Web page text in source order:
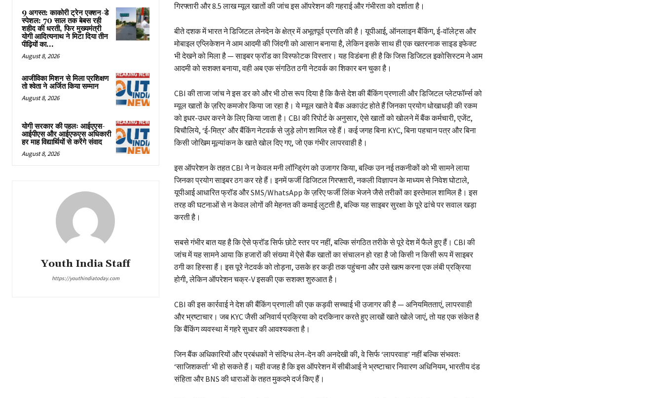
9 अगस्त: काकोरी ट्रेन एक्शन-डे
स्पेशल: 70 साल तक बेबस रही
शहीद की धरती, फिर मुख्यमंत्री
योगी आदित्यनाथ ने मिटा दिया तीन
पीढ़ियों का...
August 8, 2026
आजीविका मिशन से मिला प्रशिक्षण
तो श्वेता ने अर्जित किया सम्मान
August 8, 2026
योगी सरकार की पहलः आईएएस-
आईपीएस और आईएफएस अधिकारी
हर माह विद्यार्थियों से करेंगे संवाद
August 8, 2026
Youth India Staff
https://youthindiatoday.com
गिरफ्तारी और 8.5 लाख म्यूल खातों की जांच इस ऑपरेशन की गहराई और गंभीरता को दर्शाता है।
बीते दशक में भारत ने डिजिटल लेनदेन के क्षेत्र में अभूतपूर्व प्रगति की है। यूपीआई, ऑनलाइन बैंकिंग, ई-वॉलेट्स और
मोबाइल एप्लिकेशन ने आम आदमी की जिंदगी को आसान बनाया है, लेकिन इसके साथ ही एक खतरनाक साइड इफेक्ट
भी देखने को मिला है — साइबर फ्रॉड का विस्फोटक विस्तार। यह विडंबना ही है कि जिस डिजिटल इकोसिस्टम ने आम
आदमी को सशक्त बनाया, वही अब एक संगठित ठगी नेटवर्क का शिकार बन चुका है।
CBI की ताजा जांच ने इस डर को और भी ठोस रूप दिया है कि कैसे देश की बैंकिंग प्रणाली और डिजिटल प्लेटफॉर्म्स को
म्यूल खातों के ज़रिए कमजोर किया जा रहा है। ये म्यूल खाते वे बैंक अकाउंट होते हैं जिनका प्रयोग धोखाधड़ी की रकम
को इधर-उधर करने के लिए किया जाता है। CBI की रिपोर्ट के अनुसार, ऐसे खातों को खोलने में बैंक कर्मचारी, एजेंट,
बिचौलिये, ‘ई-मित्र’ और बैंकिंग नेटवर्क से जुड़े लोग शामिल रहे हैं। कई जगह बिना KYC, बिना पहचान पत्र और बिना
किसी जोखिम मूल्यांकन के खाते खोल दिए गए, जो एक गंभीर लापरवाही है।
इस ऑपरेशन के तहत CBI ने न केवल मनी लॉन्ड्रिंग को उजागर किया, बल्कि उन नई तकनीकों को भी सामने लाया
जिनका प्रयोग साइबर ठग कर रहे हैं। इनमें फर्जी डिजिटल गिरफ्तारी, नकली विज्ञापन के माध्यम से निवेश घोटाले,
यूपीआई आधारित फ्रॉड और SMS/WhatsApp के ज़रिए फर्जी लिंक भेजने जैसे तरीकों का इस्तेमाल शामिल है। इस
तरह की घटनाओं से न केवल लोगों की मेहनत की कमाई लुटती है, बल्कि यह साइबर सुरक्षा के पूरे ढांचे पर सवाल खड़ा
करती है।
सबसे गंभीर बात यह है कि ऐसे फ्रॉड सिर्फ छोटे स्तर पर नहीं, बल्कि संगठित तरीके से पूरे देश में फैले हुए हैं। CBI की
जांच में यह सामने आया कि हजारों की संख्या में ऐसे बैंक खातों का संचालन हो रहा है जो किसी न किसी रूप में साइबर
ठगी का हिस्सा हैं। इस पूरे नेटवर्क को तोड़ना, उसके हर कड़ी तक पहुंचना और उसे खत्म करना एक लंबी प्रक्रिया
होगी, लेकिन ऑपरेशन चक्र-V इसकी एक सशक्त शुरुआत है।
CBI की इस कार्रवाई ने देश की बैंकिंग प्रणाली की एक कड़वी सच्चाई भी उजागर की है — अनियमितताएं, लापरवाही
और भ्रष्टाचार। जब KYC जैसी अनिवार्य प्रक्रिया को दरकिनार करते हुए लाखों खाते खोले जाएं, तो यह एक संकेत है
कि बैंकिंग व्यवस्था में गहरे सुधार की आवश्यकता है।
जिन बैंक अधिकारियों और प्रबंधकों ने संदिग्ध लेन-देन की अनदेखी की, वे सिर्फ ‘लापरवाह’ नहीं बल्कि संभवतः
‘साजिशकर्ता’ भी हो सकते हैं। यही वजह है कि इस ऑपरेशन में सीबीआई ने भ्रष्टाचार निवारण अधिनियम, भारतीय दंड
संहिता और BNS की धाराओं के तहत मुकदमे दर्ज किए हैं।